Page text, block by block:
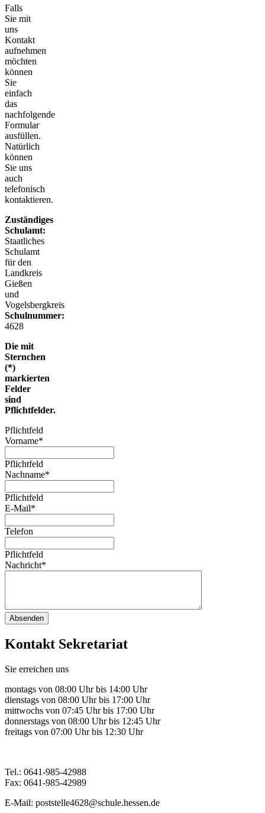
Falls
Sie mit
uns
Kontakt
aufnehmen
möchten
können
Sie
einfach
das
nachfolgende
Formular
ausfüllen.
Natürlich
können
Sie uns
auch
telefonisch
kontaktieren.
Zuständiges
Schulamt:
Staatliches
Schulamt
für den
Landkreis
Gießen
und
Vogelsbergkreis
Schulnummer:
4628
Die mit
Sternchen
(*)
markierten
Felder
sind
Pflichtfelder.
Pflichtfeld
Vorname*
Pflichtfeld
Nachname*
Pflichtfeld
E-Mail*
Telefon
Pflichtfeld
Nachricht*
Absenden
Kontakt Sekretariat
Sie erreichen uns
montags von 08:00 Uhr bis 14:00 Uhr
dienstags von 08:00 Uhr bis 17:00 Uhr
mittwochs von 07:45 Uhr bis 17:00 Uhr
donnerstags von 08:00 Uhr bis 12:45 Uhr
freitags von 07:00 Uhr bis 12:30 Uhr
Tel.: 0641-985-42988
Fax: 0641-985-42989
E-Mail: poststelle4628@schule.hessen.de